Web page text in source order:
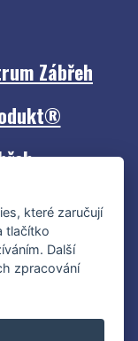
Zábřeh
které zaručují
tlačítko
Další
zpracování